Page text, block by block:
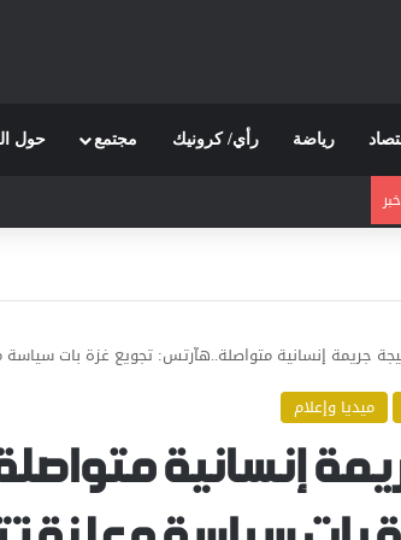
رياضة رأي/ كرونيك مجتمع حول
جريمة إنسانية متواصلة..هآرتس: تجويع غزة بات سياسة
ميديا وإعلام
إنسانية